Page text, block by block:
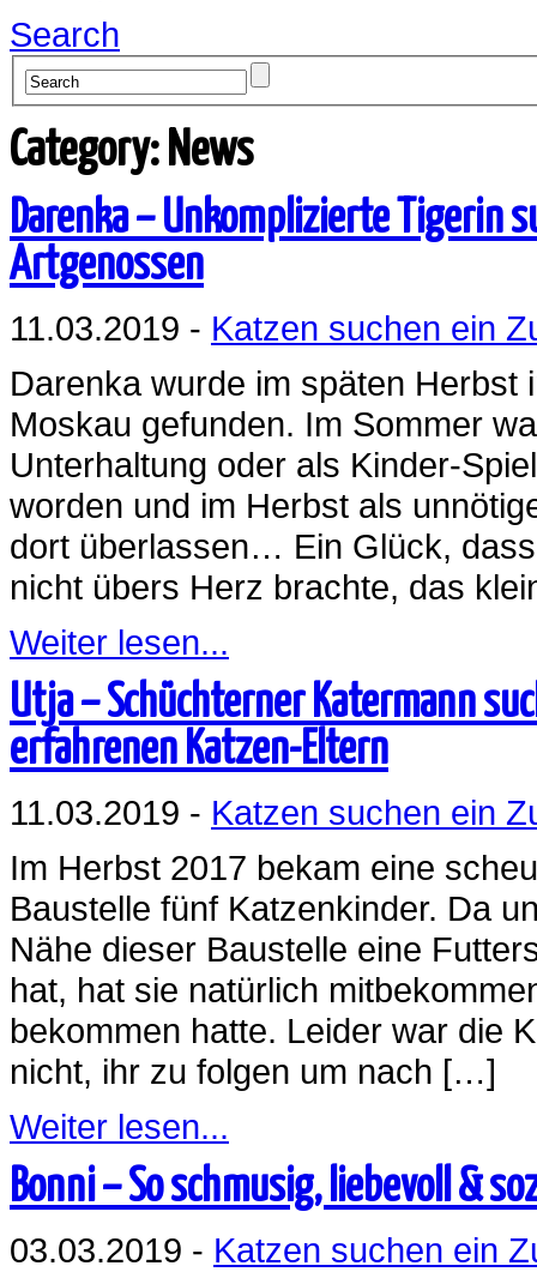
Search
Category: News
Darenka – Unkomplizierte Tigerin
Artgenossen
11.03.2019 - Katzen suchen ein
Darenka wurde im späten
Moskau gefunden. Im Sommer
Unterhaltung oder als Kinder-
worden und im Herbst als
dort überlassen… Ein Glück,
nicht übers Herz brachte, das
Weiter lesen...
Utja – Schüchterner Katermann
erfahrenen Katzen-Eltern
11.03.2019 - Katzen suchen ein
Im Herbst 2017 bekam eine
Baustelle fünf Katzenkinder. Da
Nähe dieser Baustelle eine
hat, hat sie natürlich
bekommen hatte. Leider war die
nicht, ihr zu folgen um nach […]
Weiter lesen...
Bonni – So schmusig, liebevoll &
03.03.2019 - Katzen suchen ein